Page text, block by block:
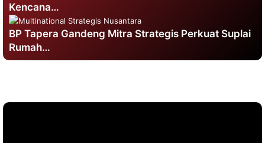
Kencana…
BP Tapera Gandeng Mitra Strategis Perkuat Suplai
Rumah…